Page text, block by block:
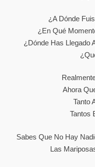
¿A Dónde
¿En Qué
¿Dónde Has Llegado
Ahora
Tanto
Tantos
Sabes Que No Hay
Las